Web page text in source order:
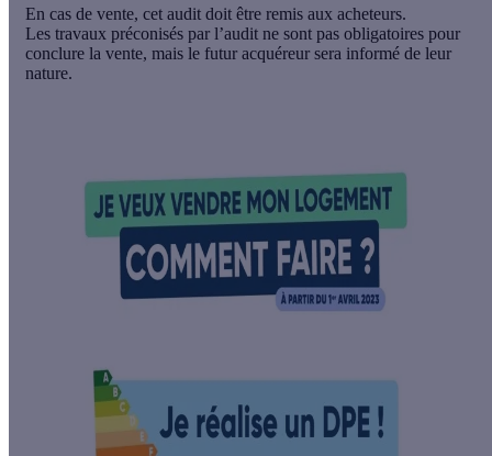
En cas de vente, cet audit doit être remis aux acheteurs.
Les travaux préconisés par l’audit ne sont pas obligatoires pour
conclure la vente, mais le futur acquéreur sera informé de leur
nature.